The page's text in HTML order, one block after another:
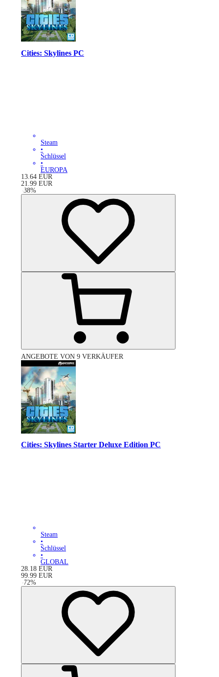
Cities: Skylines PC
Steam
•
Schlüssel
•
EUROPA
13.64 EUR
21.99 EUR
-38%
ANGEBOTE VON 9 VERKÄUFER
Cities: Skylines Starter Deluxe Edition PC
Steam
•
Schlüssel
•
GLOBAL
28.18 EUR
99.99 EUR
-72%